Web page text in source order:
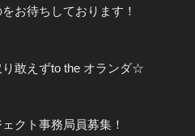
お待ちしております！
敢えずto the オランダ☆
ト事務局員募集！